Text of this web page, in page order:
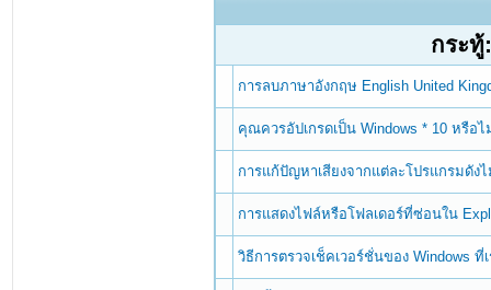
กระทู้
การลบภาษาอังกฤษ English United
คุณควรอัปเกรดเป็น Windows * 10 หรือไ
การแก้ปัญหาเสียงจากแต่ละโปรแกรมดัง
การแสดงไฟล์หรือโฟลเดอร์ที่ซ่อนใน
วิธีการตรวจเช็คเวอร์ชั่นของ Windows ที่